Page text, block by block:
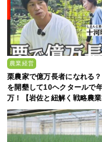
農業経営
栗農家で億万長者になれる
を開墾して10ヘクタールで
万！【岩佐と紐解く戦略農業